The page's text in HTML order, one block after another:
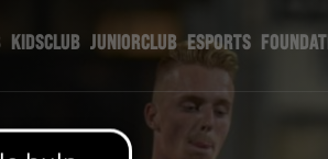
KIDSCLUB JUNIORCLUB ESPORTS